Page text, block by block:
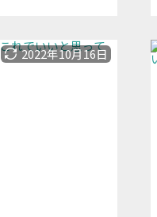
2022年10月16日